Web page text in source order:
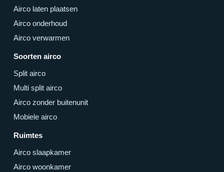
Airco laten plaatsen
Airco onderhoud
Airco verwarmen
Soorten airco
Split airco
Multi split airco
Airco zonder buitenunit
Mobiele airco
Ruimtes
Airco slaapkamer
Airco woonkamer